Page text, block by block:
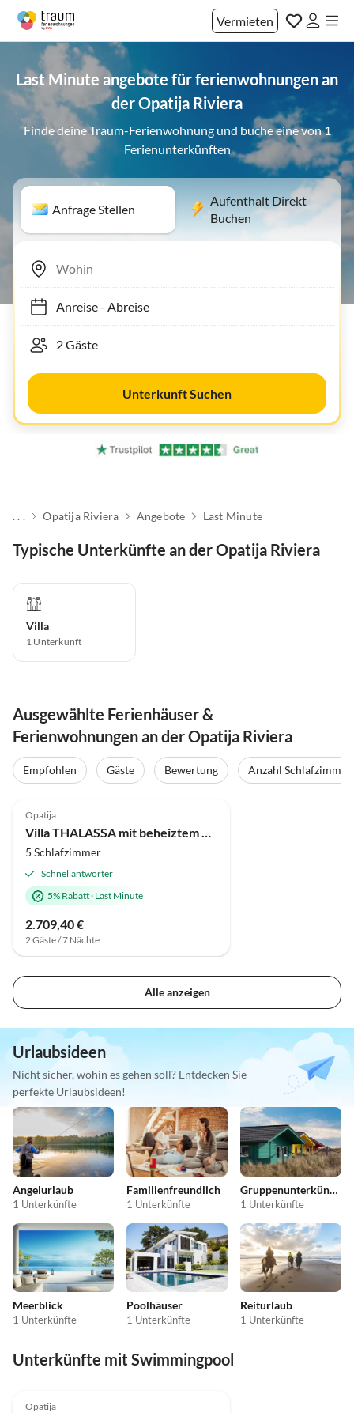
Vermieten
Last Minute angebote für ferienwohnungen an
der Opatija Riviera
Finde deine Traum-Ferienwohnung und buche eine von 1
Ferienunterkünften
Anfrage Stellen
Aufenthalt Direkt
Buchen
Anreise- Abreise
Unterkunft Suchen
. . . Opatija Riviera Angebote Last Minute
Typische Unterkünfte an der Opatija Riviera
Villa
1 Unterkunft
Ausgewählte Ferienhäuser &
Ferienwohnungen an der Opatija Riviera
Empfohlen Gäste Bewertung Anzahl Schlafzimmer
Opatija
5 Schlafzimmer
Schnellantworter
5% Rabatt· Last Minute
2.709,40 €
2 Gäste / 7 Nächte
Alle anzeigen
Urlaubsideen
Nicht sicher, wohin es gehen soll? Entdecken Sie
perfekte Urlaubsideen!
Angelurlaub
1 Unterkünfte
Familienfreundlich
1 Unterkünfte
Gruppenunterkünfte
1 Unterkünfte
Meerblick
1 Unterkünfte
Poolhäuser
1 Unterkünfte
Reiturlaub
1 Unterkünfte
Unterkünfte mit Swimmingpool
Opatija